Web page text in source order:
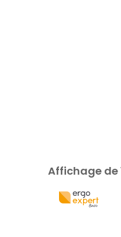
Affichage de